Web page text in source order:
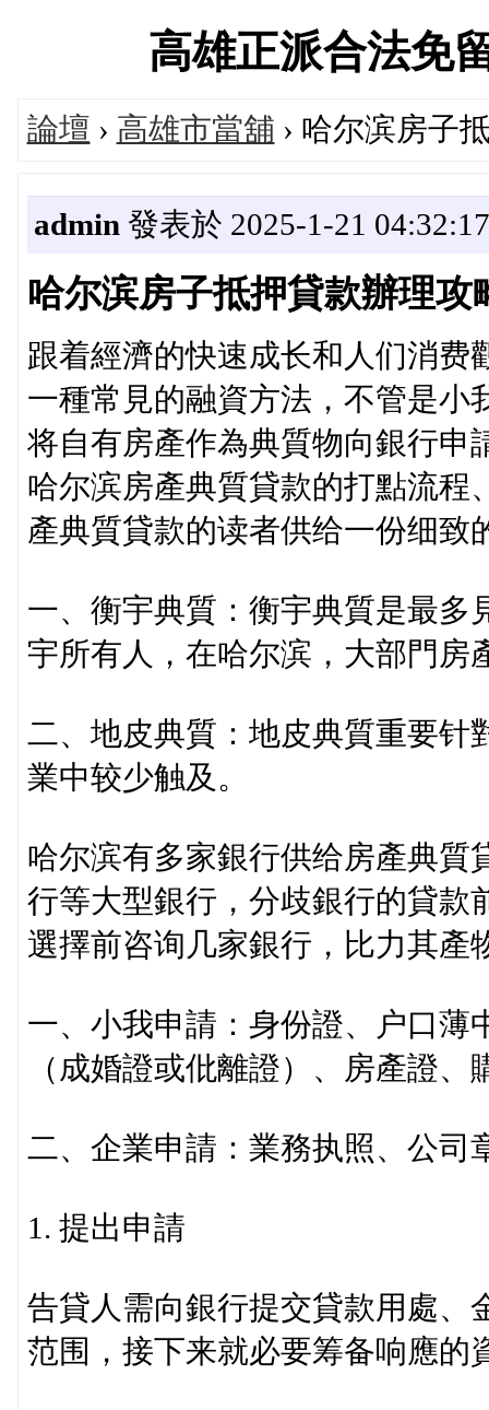
高雄正派合法免
論壇 › 高雄市當舖 › 哈尔滨房子
admin 發表於 2025-1-21 04:32:17
哈尔滨房子抵押貸款辦理攻
跟着經濟的快速成长和人们消费
一種常見的融資方法，不管是小
将自有房產作為典質物向銀行申
哈尔滨房產典質貸款的打點流程
產典質貸款的读者供给一份细致
一、衡宇典質：衡宇典質是最多
宇所有人，在哈尔滨，大部門房
二、地皮典質：地皮典質重要针
業中较少触及。
哈尔滨有多家銀行供给房產典質
行等大型銀行，分歧銀行的貸款
選擇前咨询几家銀行，比力其產
一、小我申請：身份證、户口薄
（成婚證或仳離證）、房產證、
二、企業申請：業務执照、公司
1. 提出申請
告貸人需向銀行提交貸款用處、
范围，接下来就必要筹备响應的